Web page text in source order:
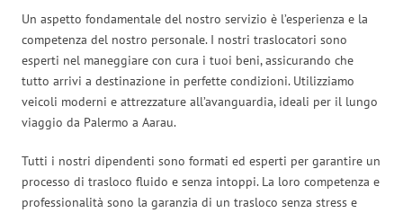
Un aspetto fondamentale del nostro servizio è l’esperienza e la
competenza del nostro personale. I nostri traslocatori sono
esperti nel maneggiare con cura i tuoi beni, assicurando che
tutto arrivi a destinazione in perfette condizioni. Utilizziamo
veicoli moderni e attrezzature all’avanguardia, ideali per il lungo
viaggio da Palermo a Aarau.
Tutti i nostri dipendenti sono formati ed esperti per garantire un
processo di trasloco fluido e senza intoppi. La loro competenza e
professionalità sono la garanzia di un trasloco senza stress e